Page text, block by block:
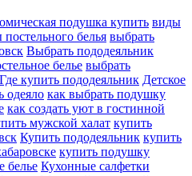
подушка купить виды
белья выбрать
Выбрать пододеяльник
белье выбрать
Где купить пододеяльник Детское
одеяло как выбрать подушку
как создать уют в гостинной
мужской халат купить
Купить пододеяльник купить
купить подушку
белье Кухонные салфетки